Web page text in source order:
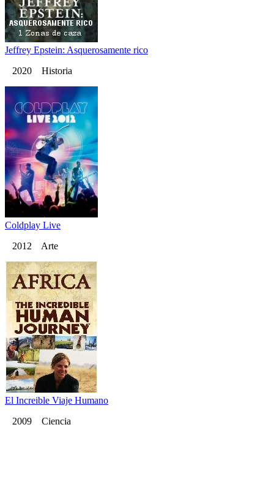
Jeffrey Epstein: Asquerosamente rico
2020 Historia
Coldplay Live
2012 Arte
El Increible Viaje Humano
2009 Ciencia